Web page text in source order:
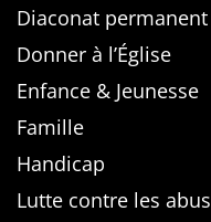
Diaconat permanent
Donner à l’Église
Enfance & Jeunesse
Famille
Handicap
Lutte contre les abus